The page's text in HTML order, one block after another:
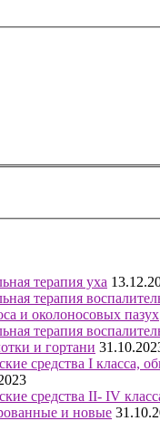
терапия уха
терапия
и околоносовых пазух
терапия
и гортани
средства I класса,
средства II- IV
и новые